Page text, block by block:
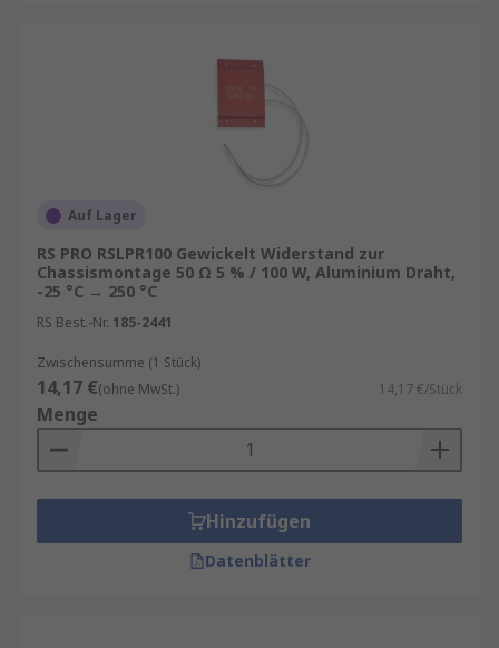
Auf Lager
RS PRO RSLPR100 Gewickelt Widerstand zur
Chassismontage 50 Ω 5 % / 100 W, Aluminium Draht,
-25 °C → 250 °C
RS Best.-Nr. 185-2441
Zwischensumme (1 Stück)
14,17 €(ohne MwSt.) 14,17 €/Stück
Menge
Hinzufügen
Datenblätter